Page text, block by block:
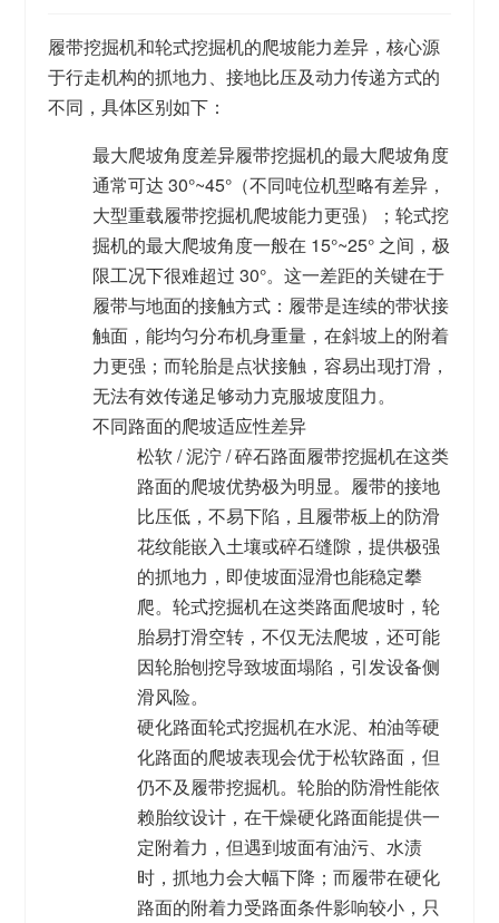
履带挖掘机和轮式挖掘机的爬坡能力差异，核心源
于行走机构的抓地力、接地比压及动力传递方式的
不同，具体区别如下：
最大爬坡角度差异履带挖掘机的最大爬坡角度
通常可达30°~45° （不同吨位机型略有差异，
大型重载履带挖掘机爬坡能力更强）；轮式挖
掘机的最大爬坡角度一般在 15°~25° 之间，极
限工况下很难超过 30°。这一差距的关键在于
履带与地面的接触方式：履带是连续的带状接
触面，能均匀分布机身重量，在斜坡上的附着
力更强；而轮胎是点状接触，容易出现打滑，
无法有效传递足够动力克服坡度阻力。
不同路面的爬坡适应性差异
松软 / 泥泞 / 碎石路面履带挖掘机在这类
路面的爬坡优势极为明显。履带的接地
比压低，不易下陷，且履带板上的防滑
花纹能嵌入土壤或碎石缝隙，提供极强
的抓地力，即使坡面湿滑也能稳定攀
爬。轮式挖掘机在这类路面爬坡时，轮
胎易打滑空转，不仅无法爬坡，还可能
因轮胎刨挖导致坡面塌陷，引发设备侧
滑风险。
硬化路面轮式挖掘机在水泥、柏油等硬
化路面的爬坡表现会优于松软路面，但
仍不及履带挖掘机。轮胎的防滑性能依
赖胎纹设计，在干燥硬化路面能提供一
定附着力，但遇到坡面有油污、水渍
时，抓地力会大幅下降；而履带在硬化
路面的附着力受路面条件影响较小，只